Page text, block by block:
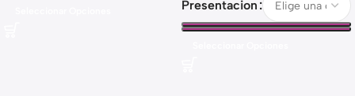
Presentacion